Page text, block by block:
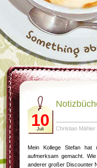
10
Juli Christian Mähler
Mein Kollege Stefan
aufmerksam gemacht.
anderer großer Discounter